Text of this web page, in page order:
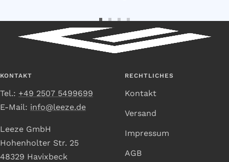
Zur
Slide
1
Zur
Slide
2
Slide
3
Slide
4
KONTAKT
Tel.: +49 2507 5499699
E-Mail: info@leeze.de
Leeze GmbH
Hohenholter Str. 25
48329 Havixbeck
RECHTLICHES
Kontakt
Versand
Impressum
AGB